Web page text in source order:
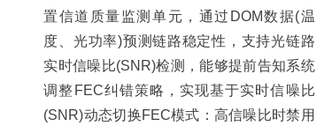
置信道质量监测单元，通过DOM数据(温
度、光功率)预测链路稳定性，支持光链路
实时信噪比(SNR)检测，能够提前告知系统
调整FEC纠错策略，实现基于实时信噪比
(SNR)动态切换FEC模式：高信噪比时禁用